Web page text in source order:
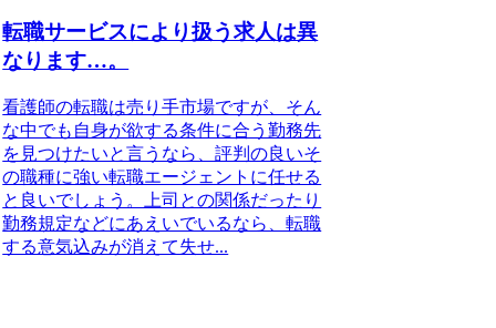
転職サービスにより扱う求人は異
なります…。
看護師の転職は売り手市場ですが、そん
な中でも自身が欲する条件に合う勤務先
を見つけたいと言うなら、評判の良いそ
の職種に強い転職エージェントに任せる
と良いでしょう。上司との関係だったり
勤務規定などにあえいでいるなら、転職
する意気込みが消えて失せ...